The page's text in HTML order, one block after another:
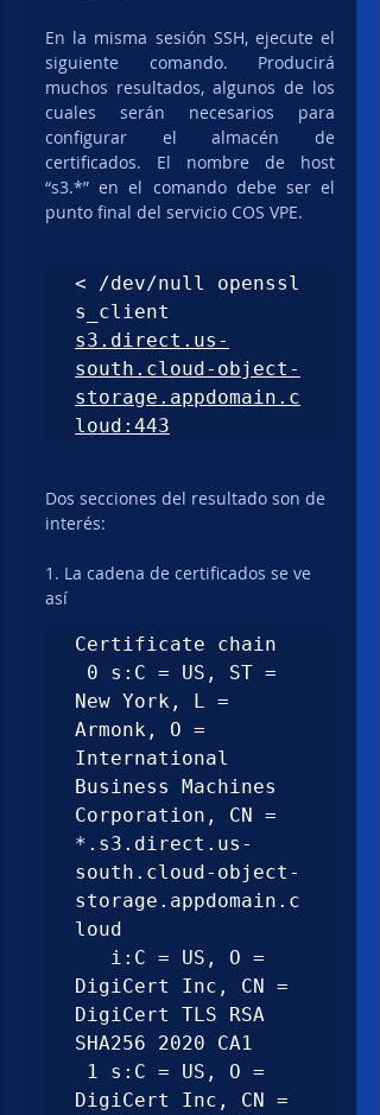
En la misma sesión SSH, ejecute el
siguiente comando. Producirá
muchos resultados, algunos de los
cuales serán necesarios para
configurar el almacén de
certificados. El nombre de host
“s3.*” en el comando debe ser el
punto final del servicio COS VPE.
< /dev/null openssl
s3.direct.us-
south.cloud-object-
storage.appdomain.c
loud:443
Dos secciones del resultado son de
interés:
1. La cadena de certificados se ve
así
Certificate chain
New York, L =
Armonk, O =
International
Business Machines
Corporation, CN =
*.s3.direct.us-
south.cloud-object-
storage.appdomain.c
loud
DigiCert Inc, CN =
DigiCert TLS RSA
SHA256 2020 CA1
DigiCert Inc, CN =